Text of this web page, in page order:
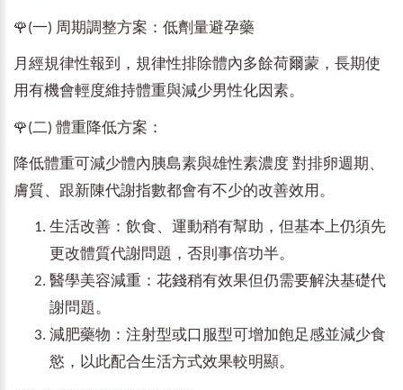
🌹(一) 周期調整方案：低劑量避孕藥
月經規律性報到，規律性排除體內多餘荷爾蒙，長期使
用有機會輕度維持體重與減少男性化因素。
🌹(二) 體重降低方案：
降低體重可減少體內胰島素與雄性素濃度 對排卵週期、
膚質、跟新陳代謝指數都會有不少的改善效用。
生活改善：飲食、運動稍有幫助，但基本上仍須先
更改體質代謝問題，否則事倍功半。
醫學美容減重：花錢稍有效果但仍需要解決基礎代
謝問題。
減肥藥物：注射型或口服型可增加飽足感並減少食
慾，以此配合生活方式效果較明顯。